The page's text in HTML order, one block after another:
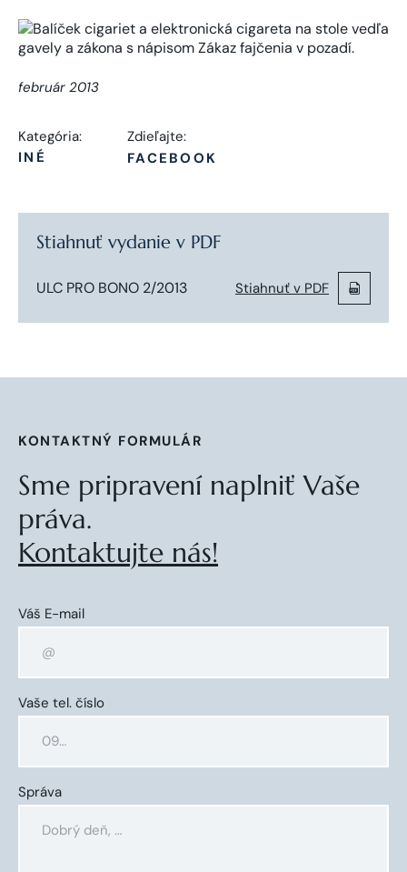
február 2013
Kategória:
INÉ
Zdieľajte:
FACEBOOK
Stiahnuť vydanie v PDF
ULC PRO BONO 2/2013 Stiahnuť v PDF
KONTAKTNÝ FORMULÁR
Sme pripravení naplniť Vaše
práva.
Kontaktujte nás!
Váš E-mail
Vaše tel. číslo
Správa